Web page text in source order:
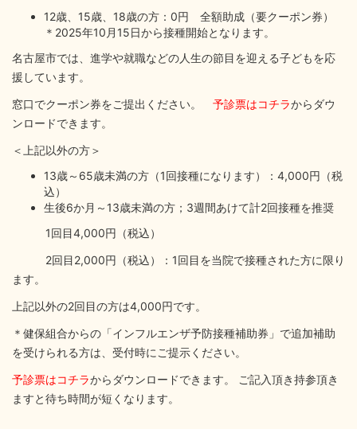
12歳、15歳、18歳の方：0円 全額助成（要クーポン券）
＊2025年10月15日から接種開始となります。
名古屋市では、進学や就職などの人生の節目を迎える子どもを応
援しています。
窓口でクーポン券をご提出ください。 予診票はコチラからダウ
ンロードできます。
＜上記以外の方＞
13歳～65歳未満の方（1回接種になります）：4,000円（税
込）
生後6か月～13歳未満の方；3週間あけて計2回接種を推奨
1回目4,000円（税込）
2回目2,000円（税込）：1回目を当院で接種された方に限り
ます。
上記以外の2回目の方は4,000円です。
＊健保組合からの「インフルエンザ予防接種補助券」で追加補助
を受けられる方は、受付時にご提示ください。
予診票はコチラからダウンロードできます。 ご記入頂き持参頂き
ますと待ち時間が短くなります。